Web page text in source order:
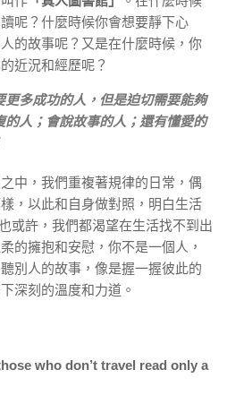
呢？什麼時候你會想要靜下心
的故事呢？又是在什麼時候，你
近況和經歷呢？
更多成功的人，但是迫切需要能夠
的人；會說故事的人；還有懂愛的
中，我們重複著規律的日常，偶
，以此和自身做對照，明白生活
或許，我們都渴望在生活找不到出
的擁抱和安慰，你不是一個人，
別人的故事，像是握一握彼此的
深刻的溫度和力道。
who don’t travel read only a